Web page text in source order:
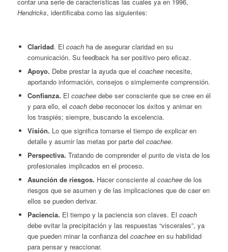
Hendricks, identificaba como las siguientes:
Claridad. El coachha de asegurar claridad en su
comunicación. Su feedback ha ser positivo pero eficaz.
Apoyo. Debe prestar la ayuda que el coacheenecesite,
aportando información, consejos o simplemente comprensión.
Confianza. El coacheedebe ser consciente que se cree en él
y para ello, el coachdebe reconocer los éxitos y animar en
los traspiés; siempre, buscando la excelencia.
Visión. Lo que significa tomarse el tiempo de explicar en
detalle y asumir las metas por parte del coachee.
Perspectiva. Tratando de comprender el punto de vista de los
profesionales implicados en el proceso.
Asunción de riesgos. Hacer consciente al coacheede los
riesgos que se asumen y de las implicaciones que de caer en
ellos se pueden derivar.
Paciencia. El tiempo y la paciencia son claves. El coach
debe evitar la precipitación y las respuestas “viscerales”, ya
que pueden minar la confianza del coacheeen su habilidad
para pensar y reaccionar.